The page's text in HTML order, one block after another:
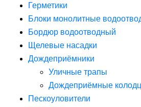
Герметики
Блоки монолитные
Бордюр водоотводный
Щелевые насадки
Дождеприёмники
Уличные трапы
Дождеприёмные
Пескоуловители